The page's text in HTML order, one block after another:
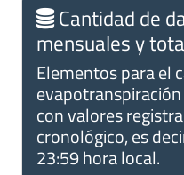
Cantidad de
mensuales y
Elementos para el
con valores
cronológico, es
23:59 hora local.